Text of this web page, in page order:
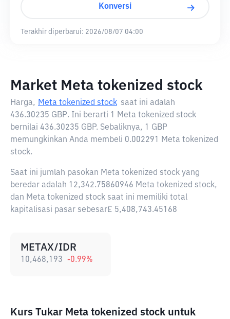
Konversi
Terakhir diperbarui: 2026/08/07 04:00
Market Meta tokenized stock
Harga, Meta tokenized stock saat ini adalah
436.30235 GBP. Ini berarti 1 Meta tokenized stock
bernilai 436.30235 GBP. Sebaliknya, 1 GBP
memungkinkan Anda membeli 0.002291 Meta tokenized
stock.
Saat ini jumlah pasokan Meta tokenized stock yang
beredar adalah 12,342.75860946 Meta tokenized stock,
dan Meta tokenized stock saat ini memiliki total
kapitalisasi pasar sebesar£ 5,408,743.45168
METAX/IDR
10,468,193 -0.99%
Kurs Tukar Meta tokenized stock untuk